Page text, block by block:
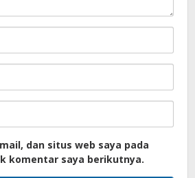
dan situs web saya pada
komentar saya berikutnya.